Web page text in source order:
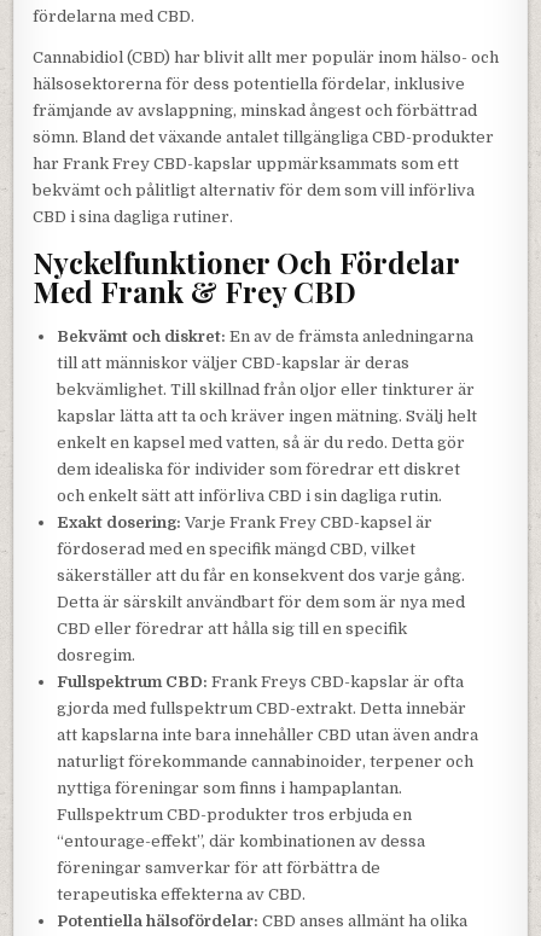
fördelarna med CBD.
Cannabidiol (CBD) har blivit allt mer populär inom hälso- och
hälsosektorerna för dess potentiella fördelar, inklusive
främjande av avslappning, minskad ångest och förbättrad
sömn. Bland det växande antalet tillgängliga CBD-produkter
har Frank Frey CBD-kapslar uppmärksammats som ett
bekvämt och pålitligt alternativ för dem som vill införliva
CBD i sina dagliga rutiner.
Nyckelfunktioner Och Fördelar
Med Frank & Frey CBD
Bekvämt och diskret: En av de främsta anledningarna
till att människor väljer CBD-kapslar är deras
bekvämlighet. Till skillnad från oljor eller tinkturer är
kapslar lätta att ta och kräver ingen mätning. Svälj helt
enkelt en kapsel med vatten, så är du redo. Detta gör
dem idealiska för individer som föredrar ett diskret
och enkelt sätt att införliva CBD i sin dagliga rutin.
Exakt dosering: Varje Frank Frey CBD-kapsel är
fördoserad med en specifik mängd CBD, vilket
säkerställer att du får en konsekvent dos varje gång.
Detta är särskilt användbart för dem som är nya med
CBD eller föredrar att hålla sig till en specifik
dosregim.
Fullspektrum CBD: Frank Freys CBD-kapslar är ofta
gjorda med fullspektrum CBD-extrakt. Detta innebär
att kapslarna inte bara innehåller CBD utan även andra
naturligt förekommande cannabinoider, terpener och
nyttiga föreningar som finns i hampaplantan.
Fullspektrum CBD-produkter tros erbjuda en
“entourage-effekt”, där kombinationen av dessa
föreningar samverkar för att förbättra de
terapeutiska effekterna av CBD.
Potentiella hälsofördelar: CBD anses allmänt ha olika